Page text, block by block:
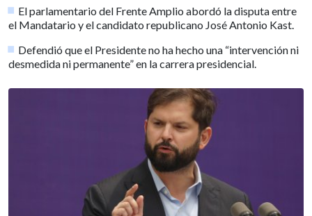
El parlamentario del Frente Amplio abordó la disputa entre
el Mandatario y el candidato republicano José Antonio Kast.
Defendió que el Presidente no ha hecho una “intervención ni
desmedida ni permanente” en la carrera presidencial.